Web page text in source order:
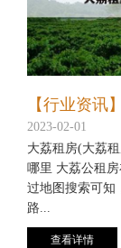
【行业资讯】
2023-02-01
大荔租房(大荔
哪里 大荔公租
过地图搜索可知
路...
查看详情